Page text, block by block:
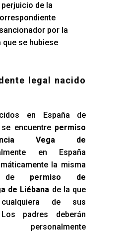
de la
por la
se hubiese
legal nacido
en España de
encuentre permiso
Vega de
en España
la misma
de permiso de
de Liébana de la que
de sus
padres deberán